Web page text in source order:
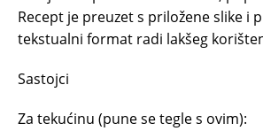
Recept je preuzet s priložene slike i
tekstualni format radi lakšeg
Sastojci
Za tekućinu (pune se tegle s ovim):